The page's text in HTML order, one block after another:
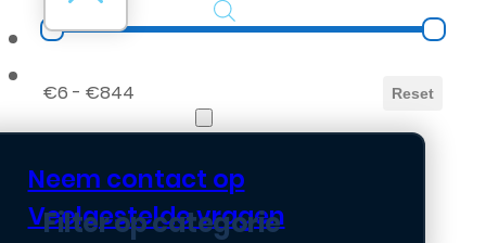
B2B Portaal
Neem contact op
Veelgestelde vragen
Filter op prijs
€6 - €844 Reset
Filter op categorie